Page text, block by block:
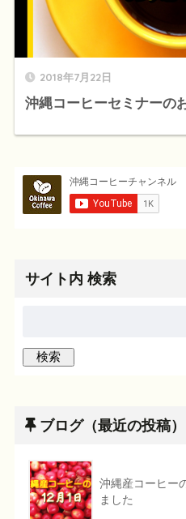
2018年7月22日
沖縄コーヒーセミナーの
サイト内 検索
ブログ（最近の投稿）
沖縄産コーヒー
ました